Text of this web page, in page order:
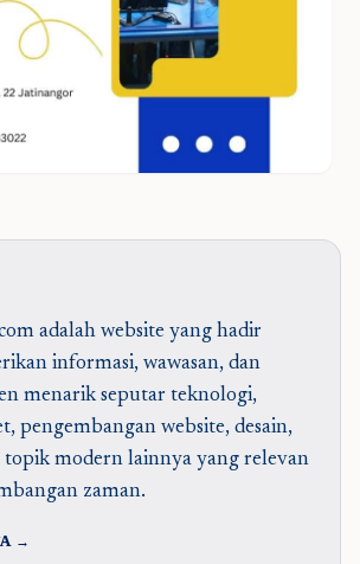
adalah website yang hadir
informasi, wawasan, dan
menarik seputar teknologi,
pengembangan website, desain,
topik modern lainnya yang relevan
zaman.
→